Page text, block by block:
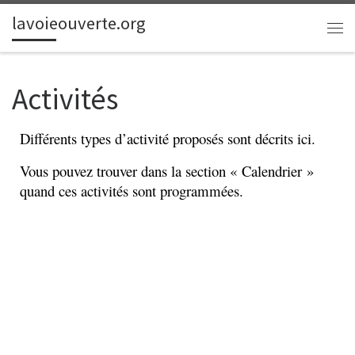
Skip to content
lavoieouverte.org
Activités
Différents types d’activité proposés sont décrits ici.
Vous pouvez trouver dans la section « Calendrier »
quand ces activités sont programmées.